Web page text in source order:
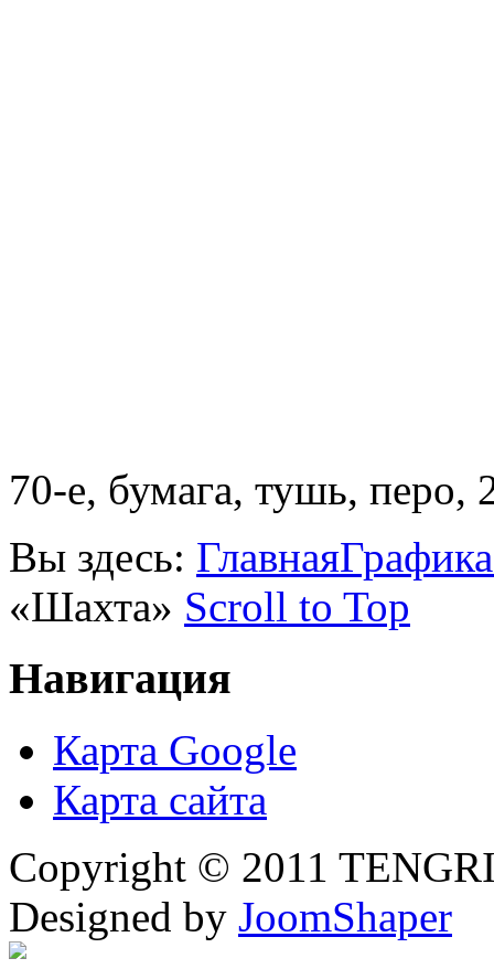
70-е, бумага, тушь, перо,
Вы здесь: ГлавнаяГрафика
«Шахта» Scroll to Top
Навигация
Карта Google
Карта сайта
Copyright © 2011
Designed by JoomShaper